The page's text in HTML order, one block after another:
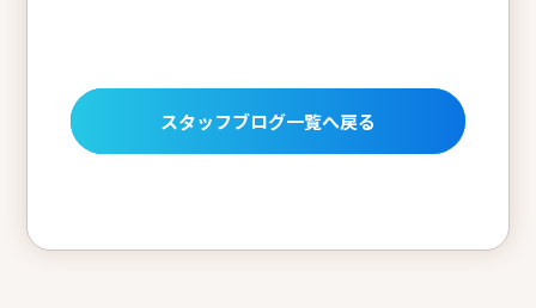
スタッフブログ一覧へ戻る